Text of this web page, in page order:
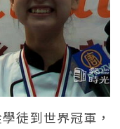
徒到世界冠軍，